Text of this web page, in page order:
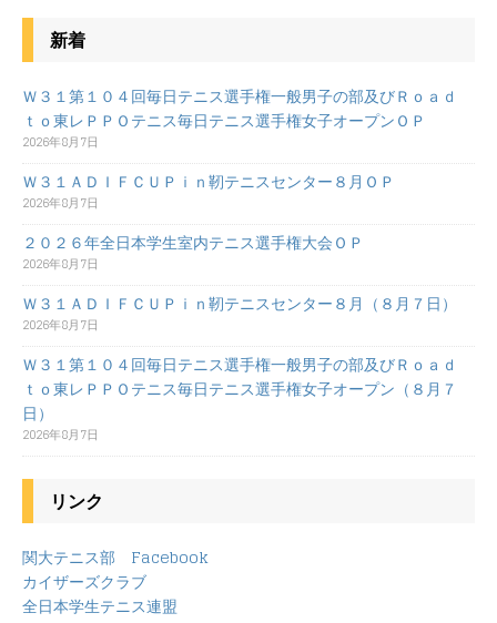
新着
Ｗ３１第１０４回毎日テニス選手権一般男子の部及びＲｏａｄ
ｔｏ東レＰＰＯテニス毎日テニス選手権女子オープンＯＰ
2026年8月7日
Ｗ３１ＡＤＩＦＣＵＰｉｎ靭テニスセンター８月ＯＰ
2026年8月7日
２０２６年全日本学生室内テニス選手権大会ＯＰ
2026年8月7日
Ｗ３１ＡＤＩＦＣＵＰｉｎ靭テニスセンター８月（８月７日）
2026年8月7日
Ｗ３１第１０４回毎日テニス選手権一般男子の部及びＲｏａｄ
ｔｏ東レＰＰＯテニス毎日テニス選手権女子オープン（８月７
日）
2026年8月7日
リンク
関大テニス部 Facebook
カイザーズクラブ
全日本学生テニス連盟